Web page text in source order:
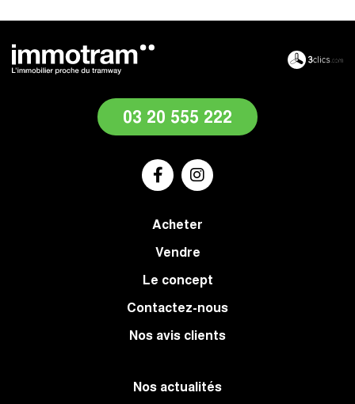
03 20 555 222
Acheter
Vendre
Le concept
Contactez-nous
Nos avis clients
Nos actualités